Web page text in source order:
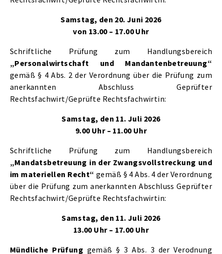
Samstag, den 20. Juni 2026
von 13.00 – 17.00 Uhr
Schriftliche Prüfung zum Handlungsbereich
„Personalwirtschaft und Mandantenbetreuung“
gemäß § 4 Abs. 2 der Verordnung über die Prüfung zum
anerkannten Abschluss Geprüfter
Rechtsfachwirt/Geprüfte Rechtsfachwirtin:
Samstag, den 11. Juli 2026
9.00 Uhr – 11.00 Uhr
Schriftliche Prüfung zum Handlungsbereich
„Mandatsbetreuung in der Zwangsvollstreckung und
im materiellen Recht“ gemäß § 4 Abs. 4 der Verordnung
über die Prüfung zum anerkannten Abschluss Geprüfter
Rechtsfachwirt/Geprüfte Rechtsfachwirtin:
Samstag, den 11. Juli 2026
13.00 Uhr – 17.00 Uhr
Mündliche Prüfung gemäß § 3 Abs. 3 der Verodnung